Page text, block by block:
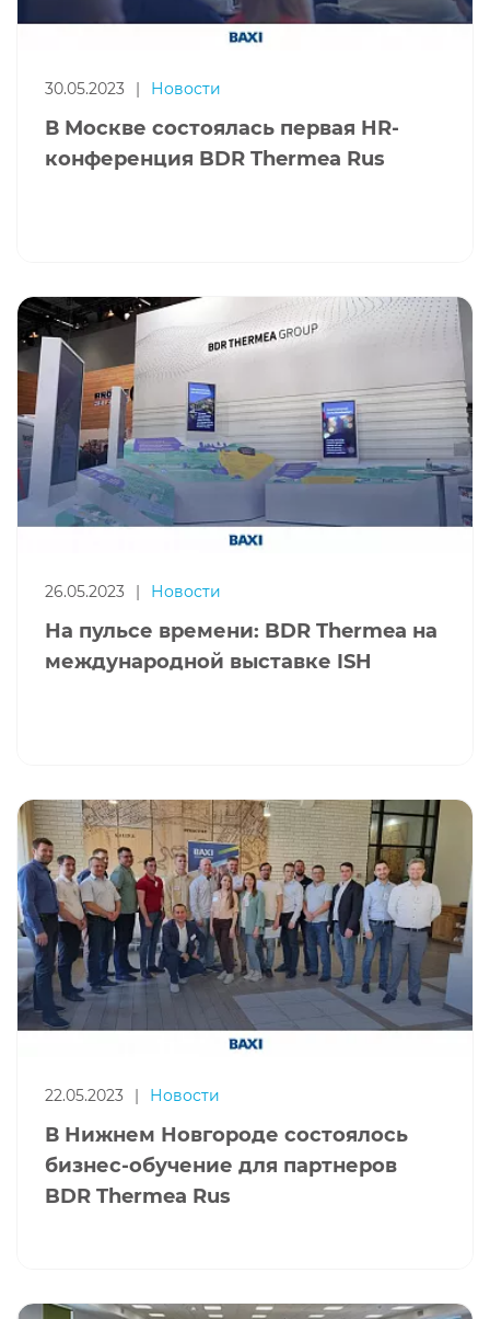
30.05.2023 | Новости
В Москве состоялась первая HR-
конференция BDR Thermea Rus
26.05.2023 | Новости
На пульсе времени: BDR Thermea на
международной выставке ISH
22.05.2023 | Новости
В Нижнем Новгороде состоялось
бизнес-обучение для партнеров
BDR Thermea Rus